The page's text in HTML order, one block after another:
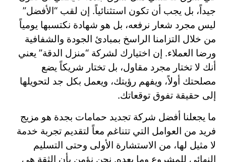
جيداً، بل يجب أن تكون استثنائياً. إن لقب “الأفضل”
ليس مجرد شعار نرفعه، بل هو شهادة نكتسبها يومياً
من خلال التزامنا الراسخ بمبادئ الجودة والشفافية
ورضا العملاء. إن اختيارك لشركة “منزل الدقة” يعني
أنك لا تختار مجرد مقاول، بل تختار شريكاً يضع
مصلحتك أولاً، ويفهم رؤيتك، ويعمل بكل جد لتحويلها
إلى حقيقة تفوق توقعاتك.
ما يجعلنا أفضل شركة تجديد حمامات بجدة هو مزيج
فريد من العوامل التي تتناغم معاً لتقديم تجربة خدمة
لا مثيل لها، من الاستشارة الأولى وحتى التسليم
النهائي للمشروع وما بعده. نحن نؤمن بأن الثقة هي